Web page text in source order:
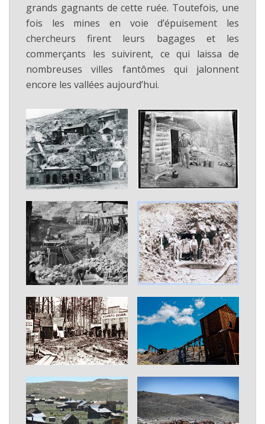
grands gagnants de cette ruée. Toutefois, une
fois les mines en voie d’épuisement les
chercheurs firent leurs bagages et les
commerçants les suivirent, ce qui laissa de
nombreuses villes fantômes qui jalonnent
encore les vallées aujourd’hui.